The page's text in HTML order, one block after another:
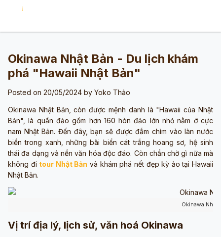
Okinawa Nhật Bản - Du lịch khám
phá "Hawaii Nhật Bản"
Posted on 20/05/2024 by Yoko Thảo
Okinawa Nhật Bản, còn được mệnh danh là "Hawaii của Nhật
Bản", là quần đảo gồm hơn 160 hòn đảo lớn nhỏ nằm ở cực
nam Nhật Bản. Đến đây, bạn sẽ được đắm chìm vào làn nước
biển trong xanh, những bãi biển cát trắng hoang sơ, hệ sinh
thái đa dạng và nền văn hóa độc đáo. Còn chần chờ gì nữa mà
không đi tour Nhật Bản và khám phá nết đẹp kỳ ảo tại Hawaii
Nhật Bản.
Okinawa Nhật
Vị trí địa lý, lịch sử, văn hoá Okinawa